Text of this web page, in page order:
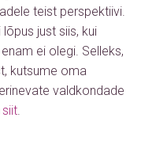
teist perspektiivi.
just siis, kui
ei olegi. Selleks,
kutsume oma
valdkondade
siit.